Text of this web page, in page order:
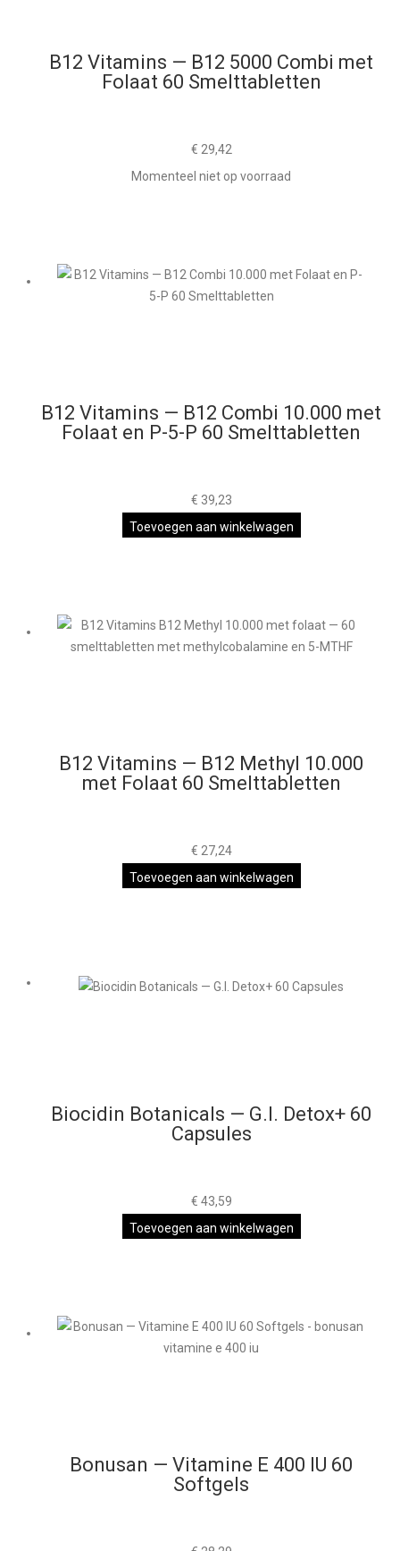
B12 Vitamins — B12 5000 Combi met
Folaat 60 Smelttabletten
€ 29,42
Momenteel niet op voorraad
B12 Vitamins — B12 Combi 10.000 met
Folaat en P-5-P 60 Smelttabletten
€ 39,23
Toevoegen aan winkelwagen
B12 Vitamins — B12 Methyl 10.000
met Folaat 60 Smelttabletten
€ 27,24
Toevoegen aan winkelwagen
Biocidin Botanicals — G.I. Detox+ 60
Capsules
€ 43,59
Toevoegen aan winkelwagen
Bonusan — Vitamine E 400 IU 60
Softgels